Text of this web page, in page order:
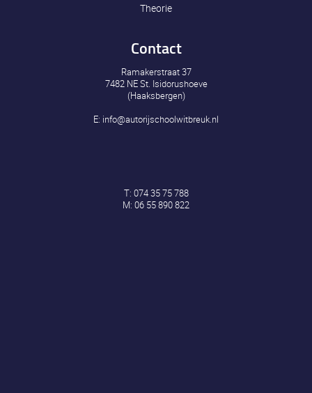
Theorie
Contact
Ramakerstraat 37
7482 NE St. Isidorushoeve
(Haaksbergen)
E: info@autorijschoolwitbreuk.nl
T: 074 35 75 788
M: 06 55 890 822